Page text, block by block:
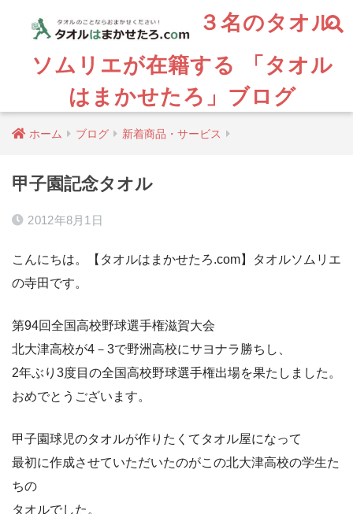
３名のタオル
ソムリエが在籍する 「タオル
はまかせたろ」ブログ
ホーム ブログ 新着商品・サービス
甲子園記念タオル
2012年8月1日
こんにちは。【タオルはまかせたろ.com】タオルソムリエ
の寺田です。
第94回全国高校野球選手権滋賀大会
北大津高校が4－3で野洲高校にサヨナラ勝ちし、
2年ぶり3度目の全国高校野球選手権出場を果たしました。
おめでとうございます。
甲子園球児のタオルが作りたくてタオル屋になって
最初に作成させていただいたのがこの北大津高校の学生た
ちの
タオルでした。